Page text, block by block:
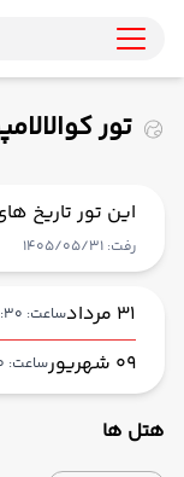
این تور تاریخ
رفت: 1405/05/31
31 مرداد ساعت: 22:30
09 شهریور ساعت: 02:00
هتل ها